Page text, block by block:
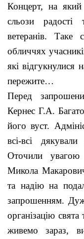
Концерт, на який
сльози
ветеранів.
обличчях
які відгукнулися
пережите…
Перед
Кернес Г.А.
його вуст.
всі-всі
Оточили увагою
Микола
та надію на
запрошенням.
організацію свята
живемо зараз,